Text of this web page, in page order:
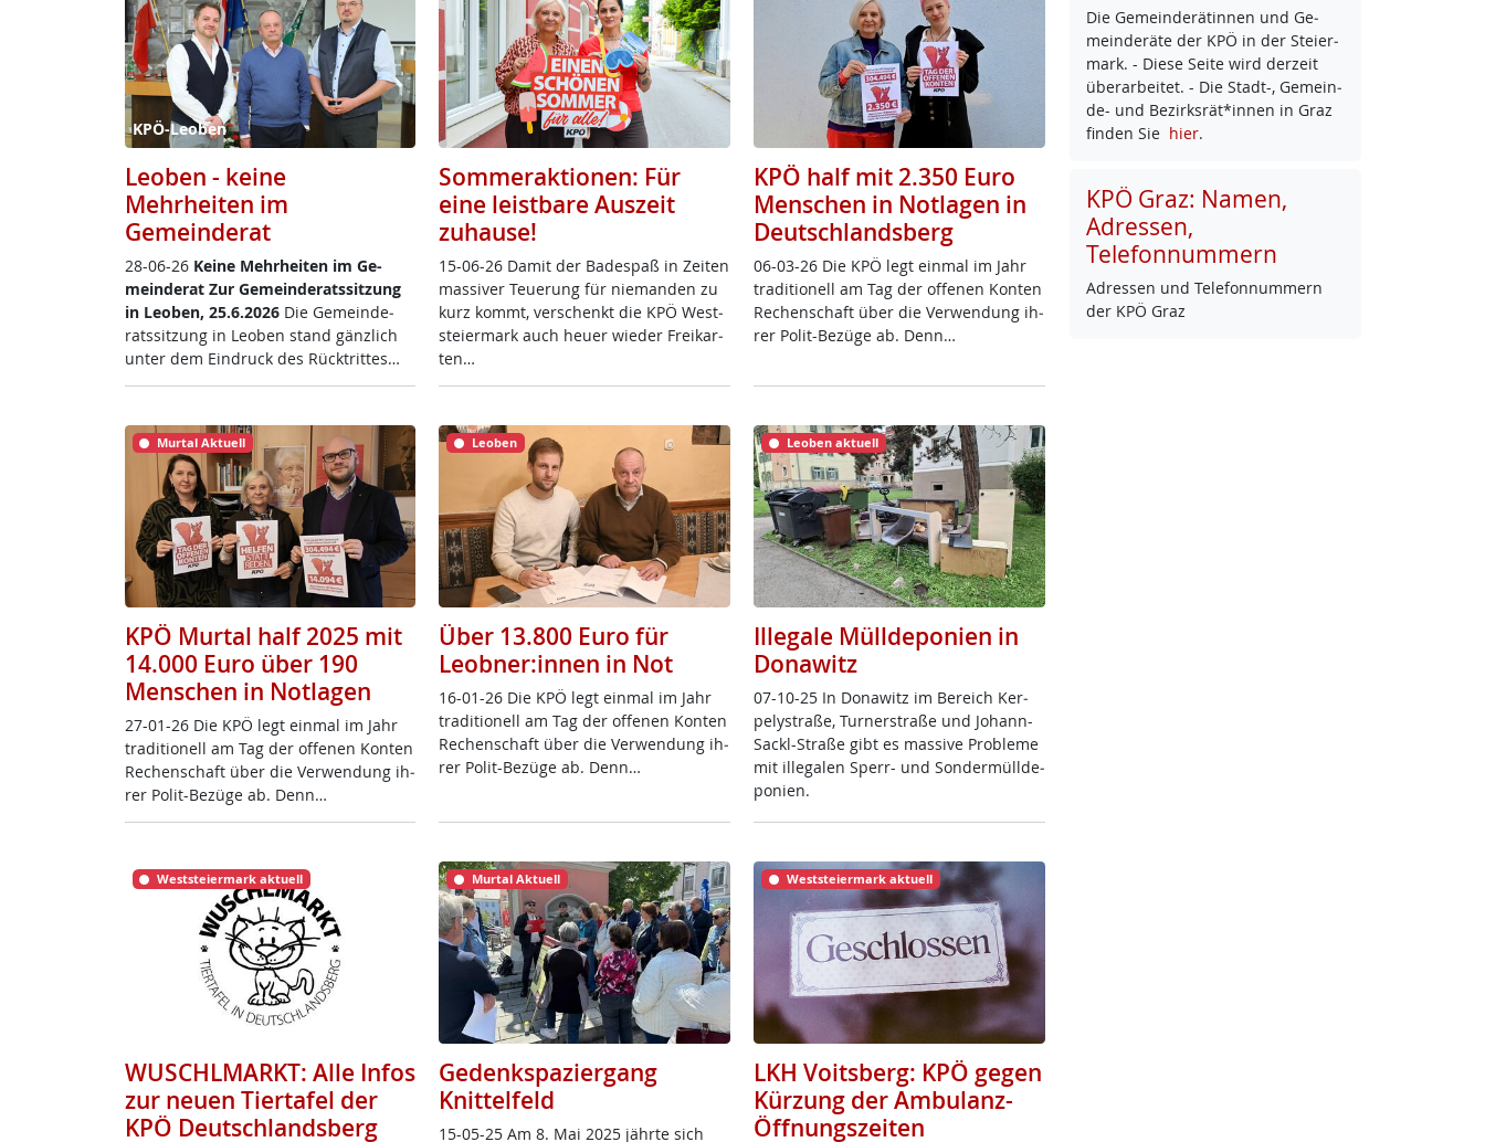
KPÖ-Leoben
Leoben - keine
Mehrheiten im
Gemeinderat
28-06-26 Kei­ne Mehr­hei­ten im Ge­
mein­de­rat Zur Ge­mein­de­rats­sit­zung
in Leo­ben, 25.6.2026Die Ge­mein­de­
rats­sit­zung in Leo­ben stand gänz­lich
un­ter dem Ein­druck des Rück­trit­tes…
Sommeraktionen: Für
eine leistbare Auszeit
zuhause!
15-06-26 Da­mit der Ba­de­spaß in Zei­ten
mas­si­ver Teue­rung für nie­man­den zu
kurz kommt, ver­schenkt die KPÖ West­
s­tei­er­mark auch heu­er wie­der Frei­k­ar­
ten…
KPÖ half mit 2.350 Euro
Menschen in Notlagen in
Deutschlandsberg
06-03-26 Die KPÖ legt ein­mal im Jahr
tra­di­tio­nell am Tag der of­fe­nen Kon­ten
Re­chen­schaft über die Ver­wen­dung ih­
rer Po­lit-Be­zü­ge ab. Denn…
Murtal Aktuell
KPÖ Murtal half 2025 mit
14.000 Euro über 190
Menschen in Notlagen
27-01-26 Die KPÖ legt ein­mal im Jahr
tra­di­tio­nell am Tag der of­fe­nen Kon­ten
Re­chen­schaft über die Ver­wen­dung ih­
rer Po­lit-Be­zü­ge ab. Denn…
Leoben
Über 13.800 Euro für
Leobner:innen in Not
16-01-26 Die KPÖ legt ein­mal im Jahr
tra­di­tio­nell am Tag der of­fe­nen Kon­ten
Re­chen­schaft über die Ver­wen­dung ih­
rer Po­lit-Be­zü­ge ab. Denn…
Leoben aktuell
Illegale Mülldeponien in
Donawitz
07-10-25 In Do­na­witz im Be­reich Ker­
pe­ly­stra­ße, Tur­ner­stra­ße und Jo­hann-
Sackl-Stra­ße gibt es mas­si­ve Pro­b­le­me
mit il­le­ga­len Sperr- und Son­der­müll­de­
po­ni­en.
Weststeiermark aktuell
WUSCHLMARKT: Alle Infos
zur neuen Tiertafel der
KPÖ Deutschlandsberg
Murtal Aktuell
Gedenkspaziergang
Knittelfeld
15-05-25 Am 8. Mai 2025 jähr­te sich
Weststeiermark aktuell
LKH Voitsberg: KPÖ gegen
Kürzung der Ambulanz-
Öffnungszeiten
Die Ge­mein­de­rä­tin­nen und Ge­
mein­de­rä­te der KPÖ in der Stei­er­
mark. - Die­se Sei­te wird der­zeit
über­ar­bei­tet. - Die Stadt-, Ge­mein­
de- und Be­zirks­rät*in­nen in Graz
fin­den Sie hier.
KPÖ Graz: Namen,
Adressen,
Telefonnummern
Adres­sen und Te­le­fon­num­mern
der KPÖ Graz